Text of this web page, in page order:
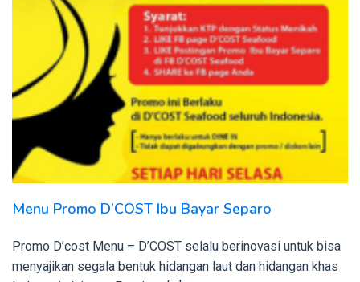
Menu Promo D’COST Ibu Bayar Separo
Promo D’cost Menu – D’COST selalu berinovasi untuk bisa
menyajikan segala bentuk hidangan laut dan hidangan khas